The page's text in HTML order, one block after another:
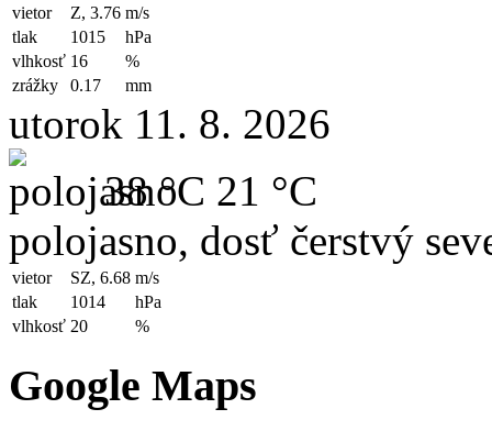
vietor Z, 3.76 m/s
tlak
1015
hPa
vlhkosť 16
%
zrážky
0.17 mm
utorok 11. 8. 2026
38 °C 21 °C
polojasno, dosť čerstvý
vietor SZ, 6.68 m/s
tlak
1014
hPa
vlhkosť 20 %
Google Maps